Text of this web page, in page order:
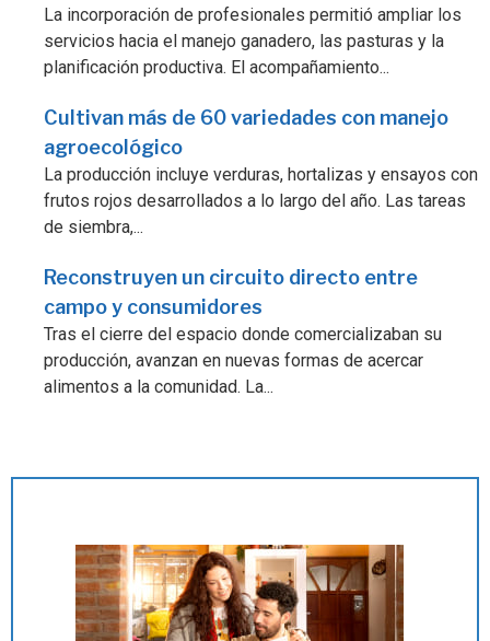
La incorporación de profesionales permitió ampliar los
servicios hacia el manejo ganadero, las pasturas y la
planificación productiva. El acompañamiento...
Cultivan más de 60 variedades con manejo
agroecológico
La producción incluye verduras, hortalizas y ensayos con
frutos rojos desarrollados a lo largo del año. Las tareas
de siembra,...
Reconstruyen un circuito directo entre
campo y consumidores
Tras el cierre del espacio donde comercializaban su
producción, avanzan en nuevas formas de acercar
alimentos a la comunidad. La...